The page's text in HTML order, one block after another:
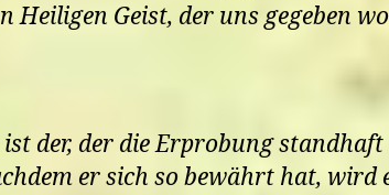
Heiligen Geist, der uns gegeben
der, der die Erprobung standhaft
er sich so bewährt hat, wird